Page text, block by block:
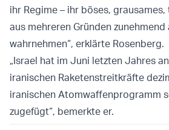
ihr Regime – ihr böses,
aus mehreren Gründen
wahrnehmen“, erklärte Rosenberg.
„Israel hat im Juni letzten Jahres
iranischen Raketenstreitkräfte
iranischen Atomwaffenprogramm
zugefügt“, bemerkte er.